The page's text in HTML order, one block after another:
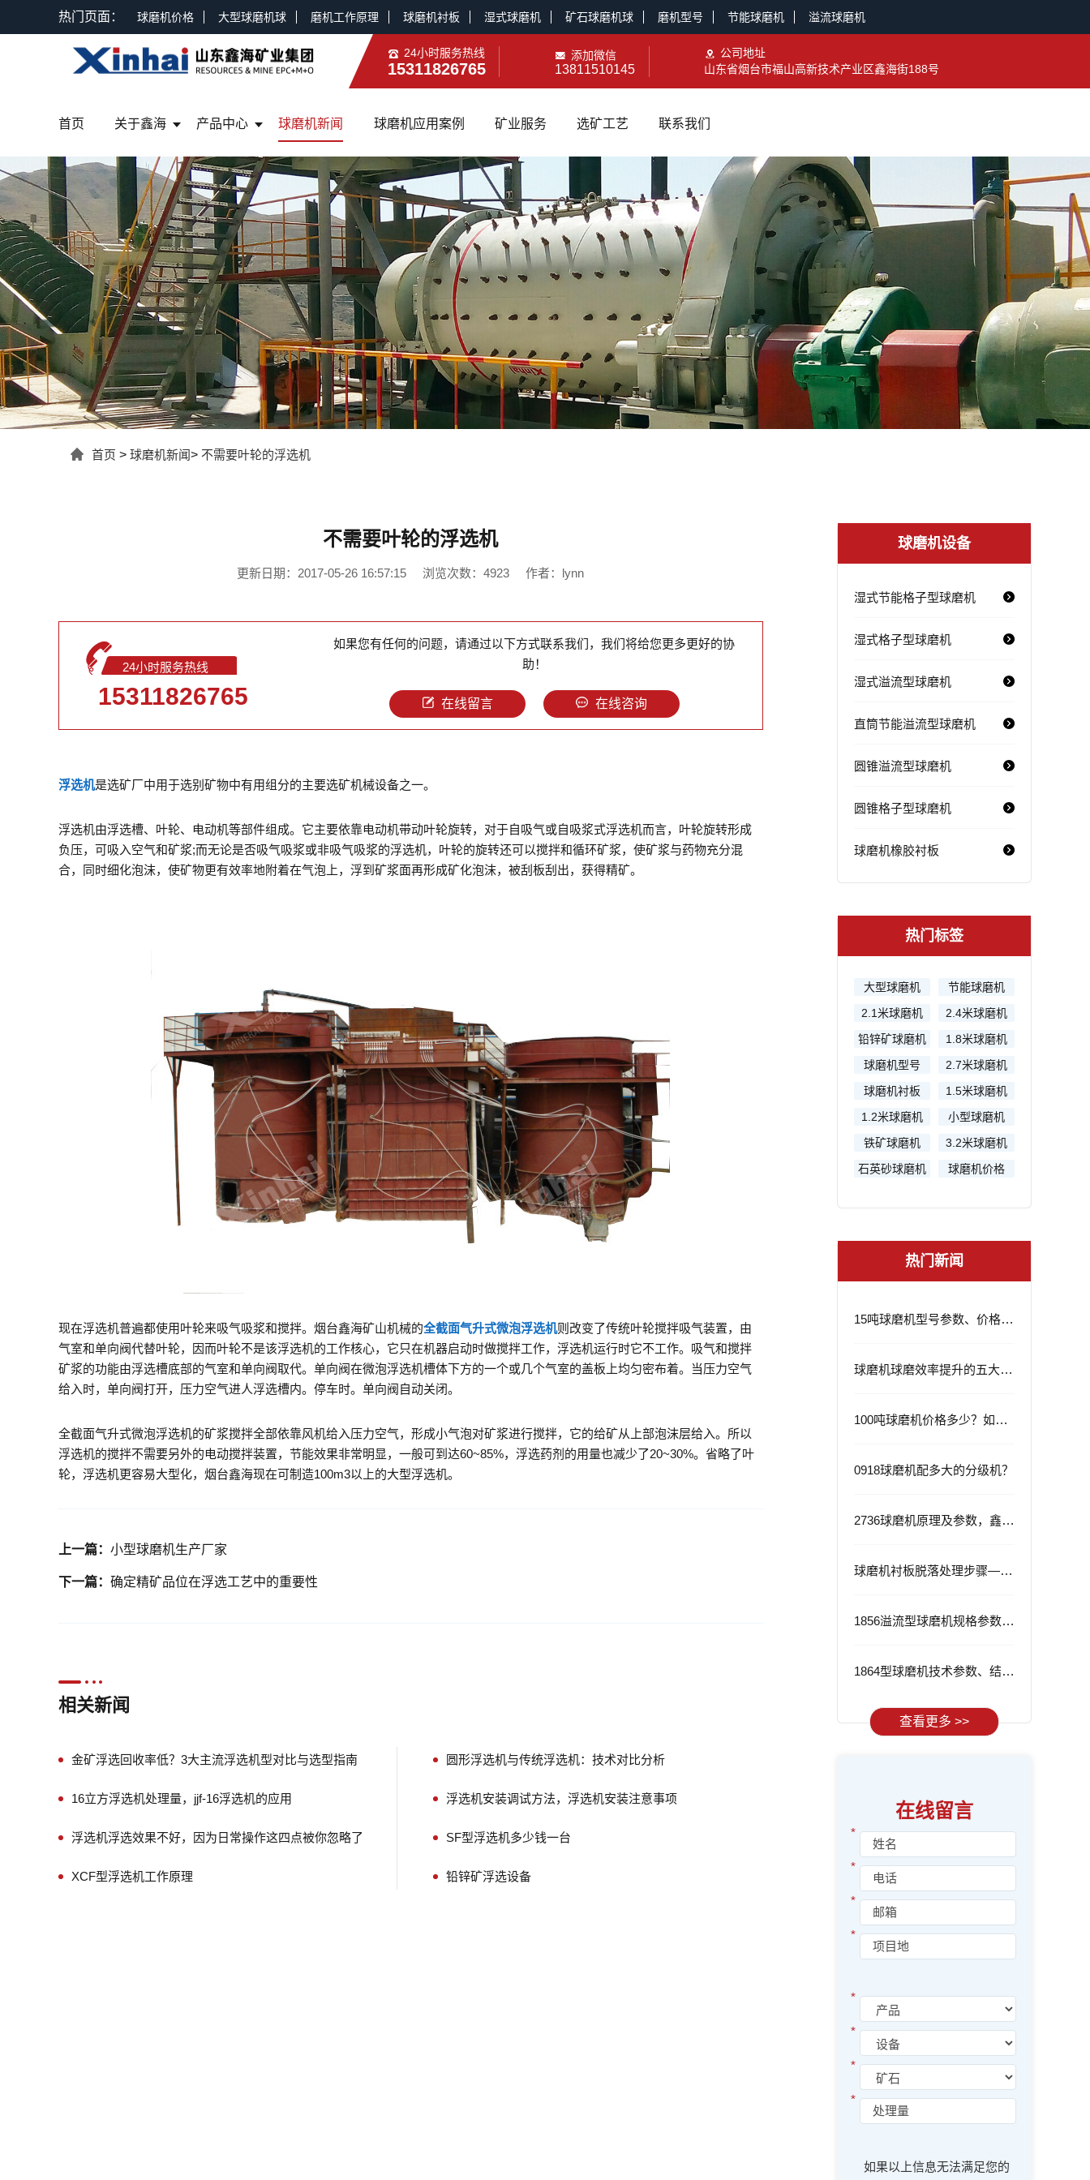
热门页面： 球磨机价格 大型球磨机球 磨机工作原理 球磨机衬板 湿式球磨机 矿石球磨机球 磨机型号 节能球磨机 溢流球磨机
24小时服务热线
15311826765
添加微信
13811510145
公司地址
山东省烟台市福山高新技术产业区鑫海街188号
首页 关于鑫海 产品中心 球磨机新闻 球磨机应用案例 矿业服务 选矿工艺 联系我们
首页 > 球磨机新闻> 不需要叶轮的浮选机
不需要叶轮的浮选机
更新日期：2017-05-26 16:57:15 浏览次数：4923 作者：lynn
24小时服务热线
15311826765
如果您有任何的问题，请通过以下方式联系我们，我们将给您更多更好的协
助！
在线留言 在线咨询
浮选机是选矿厂中用于选别矿物中有用组分的主要选矿机械设备之一。
浮选机由浮选槽、叶轮、电动机等部件组成。它主要依靠电动机带动叶轮旋转，对于自吸气或自吸浆式浮选机而言，叶轮旋转形成
负压，可吸入空气和矿浆;而无论是否吸气吸浆或非吸气吸浆的浮选机，叶轮的旋转还可以搅拌和循环矿浆，使矿浆与药物充分混
合，同时细化泡沫，使矿物更有效率地附着在气泡上，浮到矿浆面再形成矿化泡沫，被刮板刮出，获得精矿。
现在浮选机普遍都使用叶轮来吸气吸浆和搅拌。烟台鑫海矿山机械的全截面气升式微泡浮选机则改变了传统叶轮搅拌吸气装置，由
气室和单向阀代替叶轮，因而叶轮不是该浮选机的工作核心，它只在机器启动时做搅拌工作，浮选机运行时它不工作。吸气和搅拌
矿浆的功能由浮选槽底部的气室和单向阀取代。单向阀在微泡浮选机槽体下方的一个或几个气室的盖板上均匀密布着。当压力空气
给入时，单向阀打开，压力空气进人浮选槽内。停车时。单向阀自动关闭。
全截面气升式微泡浮选机的矿浆搅拌全部依靠风机给入压力空气，形成小气泡对矿浆进行搅拌，它的给矿从上部泡沫层给入。所以
浮选机的搅拌不需要另外的电动搅拌装置，节能效果非常明显，一般可到达60~85%，浮选药剂的用量也减少了20~30%。省略了叶
轮，浮选机更容易大型化，烟台鑫海现在可制造100m3以上的大型浮选机。
上一篇： 小型球磨机生产厂家
下一篇： 确定精矿品位在浮选工艺中的重要性
相关新闻
金矿浮选回收率低？3大主流浮选机型对比与选型指南 圆形浮选机与传统浮选机：技术对比分析
16立方浮选机处理量，jjf-16浮选机的应用 浮选机安装调试方法，浮选机安装注意事项
浮选机浮选效果不好，因为日常操作这四点被你忽略了 SF型浮选机多少钱一台
XCF型浮选机工作原理 铅锌矿浮选设备
球磨机设备
湿式节能格子型球磨机
湿式格子型球磨机
湿式溢流型球磨机
直筒节能溢流型球磨机
圆锥溢流型球磨机
圆锥格子型球磨机
球磨机橡胶衬板
热门标签
大型球磨机
节能球磨机
2.1米球磨机
2.4米球磨机
铅锌矿球磨机
1.8米球磨机
球磨机型号
2.7米球磨机
球磨机衬板
1.5米球磨机
1.2米球磨机
小型球磨机
铁矿球磨机
3.2米球磨机
石英砂球磨机
球磨机价格
热门新闻
15吨球磨机型号参数、价格及应用领域
球磨机球磨效率提升的五大策略
100吨球磨机价格多少？如何选择？
0918球磨机配多大的分级机？
2736球磨机原理及参数，鑫海2736球磨机的优势
球磨机衬板脱落处理步骤——从根源解决问题
1856溢流型球磨机规格参数与应用
1864型球磨机技术参数、结构特点及工作流程
查看更多 >>
在线留言
*
*
*
*
*
*
*
*
如果以上信息无法满足您的